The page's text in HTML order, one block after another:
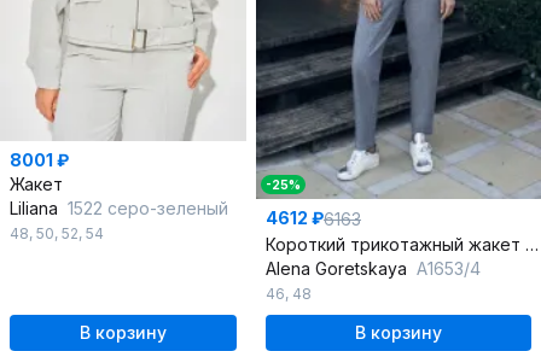
8001 ₽
Жакет
Liliana 1522 серо-зеленый
48, 50, 52, 54
В корзину
-25%
4612 ₽6163
Короткий трикотажный жакет из хлопка с накладными карманами
Alena Goretskaya A1653/4
46, 48
В корзину